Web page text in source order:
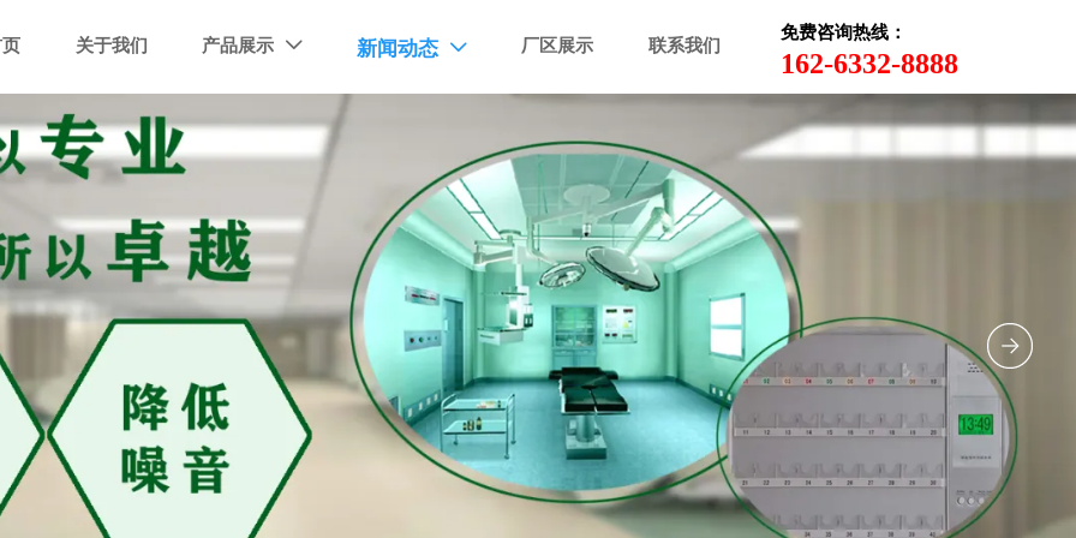
关于我们 产品展示  新闻动态  厂区展示 联系我们
免费咨询热线：
162-6332-8888